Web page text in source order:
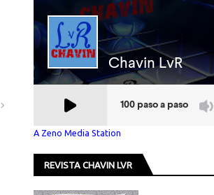
A Zeno Media Station
REVISTA CHAVIN LVR